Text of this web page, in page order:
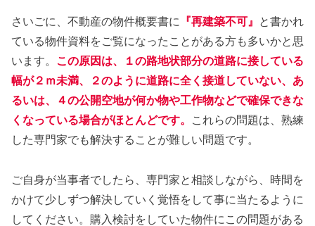
さいごに、不動産の物件概要書に 『再建築不可』
と書かれ
ている物件資料をご覧になったことがある方も多いかと思
います。 この原因は、１の路地状部分の道路に接している
幅が２ｍ未満、２のように道路に全く接道していない、あ
るいは、４の公開空地が何か物や工作物などで確保できな
くなっている場合がほとんどです。
これらの問題は、熟練
した専門家でも解決することが難しい問題です。
ご自身が当事者でしたら、専門家と相談しながら、時間を
かけて少しずつ解決していく覚悟をして事に当たるように
してください。購入検討をしていた物件にこの問題がある